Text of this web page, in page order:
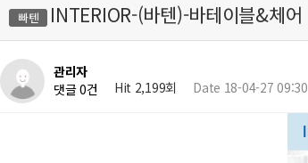
빠텐 INTERIOR-(바텐)-바테이블&체어
관리자
댓글 0건
Hit 2,199회 Date 18-04-27 09:30